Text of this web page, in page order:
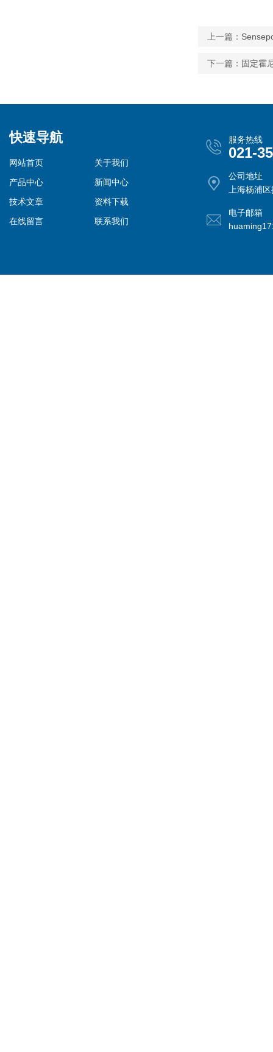
上一篇：
下一篇： 固定霍
快速导航
网站首页
关于我们
产品中心
新闻中心
技术文章
资料下载
在线留言
联系我们
服务热线
021-
公司地址
上海杨浦
电子邮箱